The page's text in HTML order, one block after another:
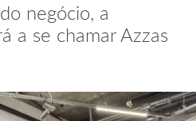
negócio, a
a se chamar Azzas